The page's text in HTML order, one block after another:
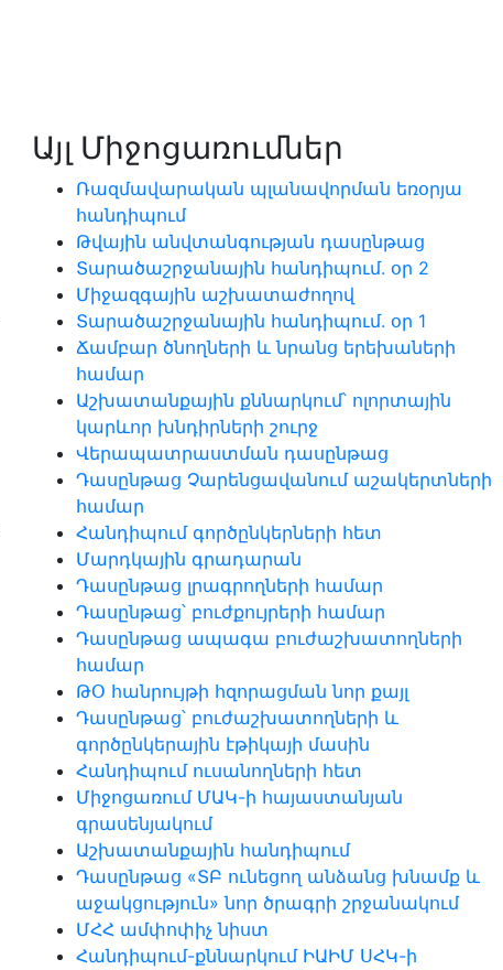
Այլ Միջոցառումներ
Ռազմավարական պլանավորման եռօրյա
հանդիպում
Թվային անվտանգության դասընթաց
Տարածաշրջանային հանդիպում. օր 2
Միջազգային աշխատաժողով
Տարածաշրջանային հանդիպում. օր 1
Ճամբար ծնողների և նրանց երեխաների
համար
Աշխատանքային քննարկում՝ ոլորտային
կարևոր խնդիրների շուրջ
Վերապատրաստման դասընթաց
Դասընթաց Չարենցավանում աշակերտների
համար
Հանդիպում գործընկերների հետ
Մարդկային գրադարան
Դասընթաց լրագրողների համար
Դասընթաց՝ բուժքույրերի համար
Դասընթաց ապագա բուժաշխատողների
համար
ԹՕ հանրույթի հզորացման նոր քայլ
Դասընթաց՝ բուժաշխատողների և
գործընկերային էթիկայի մասին
Հանդիպում ուսանողների հետ
Միջոցառում ՄԱԿ-ի հայաստանյան
գրասենյակում
Աշխատանքային հանդիպում
Դասընթաց «ՏԲ ունեցող անձանց խնամք և
աջակցություն» նոր ծրագրի շրջանակում
ՄՀՀ ամփոփիչ նիստ
Հանդիպում-քննարկում ԻԱԻՄ ՍՀԿ-ի